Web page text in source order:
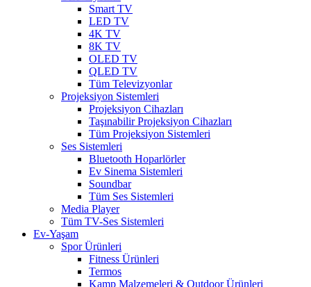
Smart TV
LED TV
4K TV
8K TV
OLED TV
QLED TV
Tüm Televizyonlar
Projeksiyon Sistemleri
Projeksiyon Cihazları
Taşınabilir Projeksiyon Cihazları
Tüm Projeksiyon Sistemleri
Ses Sistemleri
Bluetooth Hoparlörler
Ev Sinema Sistemleri
Soundbar
Tüm Ses Sistemleri
Media Player
Tüm TV-Ses Sistemleri
Ev-Yaşam
Spor Ürünleri
Fitness Ürünleri
Termos
Kamp Malzemeleri & Outdoor Ürünleri